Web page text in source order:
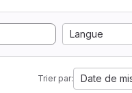
Langue
Trier par: Date de